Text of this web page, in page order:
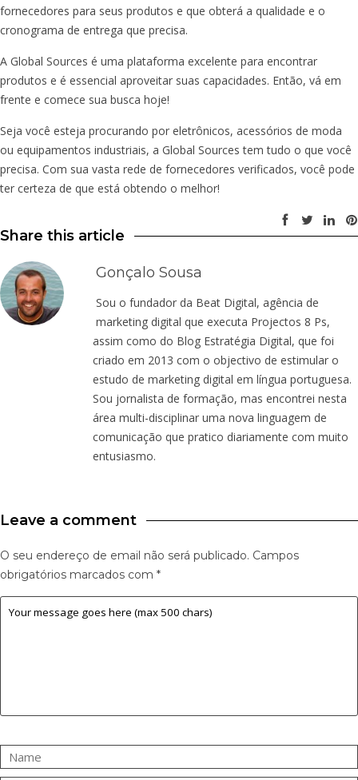
fornecedores para seus produtos e que obterá a qualidade e o
cronograma de entrega que precisa.
A Global Sources é uma plataforma excelente para encontrar
produtos e é essencial aproveitar suas capacidades. Então, vá em
frente e comece sua busca hoje!
Seja você esteja procurando por eletrônicos, acessórios de moda
ou equipamentos industriais, a Global Sources tem tudo o que você
precisa. Com sua vasta rede de fornecedores verificados, você pode
ter certeza de que está obtendo o melhor!
Share this article
Gonçalo Sousa
Sou o fundador da Beat Digital, agência de
marketing digital que executa Projectos 8 Ps,
assim como do Blog Estratégia Digital, que foi
criado em 2013 com o objectivo de estimular o
estudo de marketing digital em língua portuguesa.
Sou jornalista de formação, mas encontrei nesta
área multi-disciplinar uma nova linguagem de
comunicação que pratico diariamente com muito
entusiasmo.
Leave a comment
O seu endereço de email não será publicado. Campos
obrigatórios marcados com *